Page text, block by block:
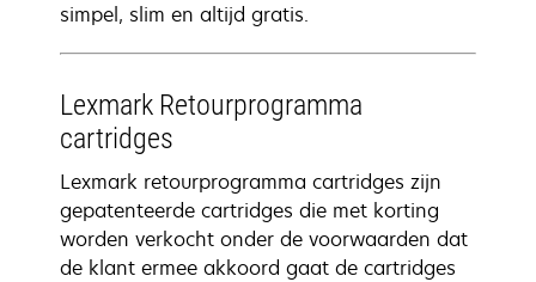
simpel, slim en altijd gratis.
Lexmark Retourprogramma
cartridges
Lexmark retourprogramma cartridges zijn
gepatenteerde cartridges die met korting
worden verkocht onder de voorwaarden dat
de klant ermee akkoord gaat de cartridges